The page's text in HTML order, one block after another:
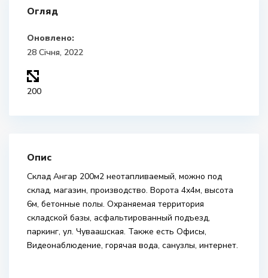
Огляд
Оновлено:
28 Січня, 2022
200
Опис
Склад Ангар 200м2 неотапливаемый, можно под
склад, магазин, производство. Ворота 4х4м, высота
6м, бетонные полы. Охраняемая территория
складской базы, асфальтированный подъезд,
паркинг, ул. Чуваашская. Также есть Офисы,
Видеонаблюдение, горячая вода, санузлы, интернет.